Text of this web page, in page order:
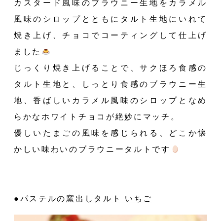
カスタード風味のブラウニー生地をカラメル
風味のシロップとともにタルト生地にいれて
焼き上げ、チョコでコーティングして仕上げ
ました
じっくり焼き上げることで、サクほろ食感の
タルト生地と、しっとり食感のブラウニー生
地、香ばしいカラメル風味のシロップとなめ
らかなホワイトチョコが絶妙にマッチ。
優しいたまごの風味を感じられる、どこか懐
かしい味わいのブラウニータルトです
●パステルの窯出しタルト いちご